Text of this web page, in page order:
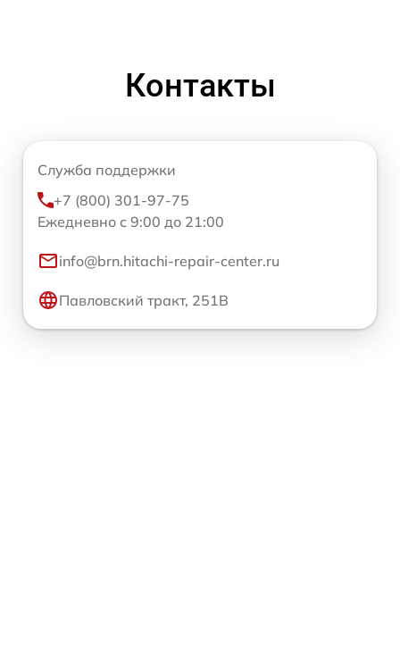
Контакты
Служба поддержки
+7 (800) 301-97-75
Ежедневно с 9:00 до 21:00
info@brn.hitachi-repair-center.ru
Павловский тракт, 251В